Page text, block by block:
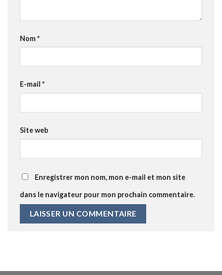
Nom*
E-mail *
Site web
Enregistrer mon nom, mon e-mail et mon site
dans le navigateur pour mon prochain commentaire.